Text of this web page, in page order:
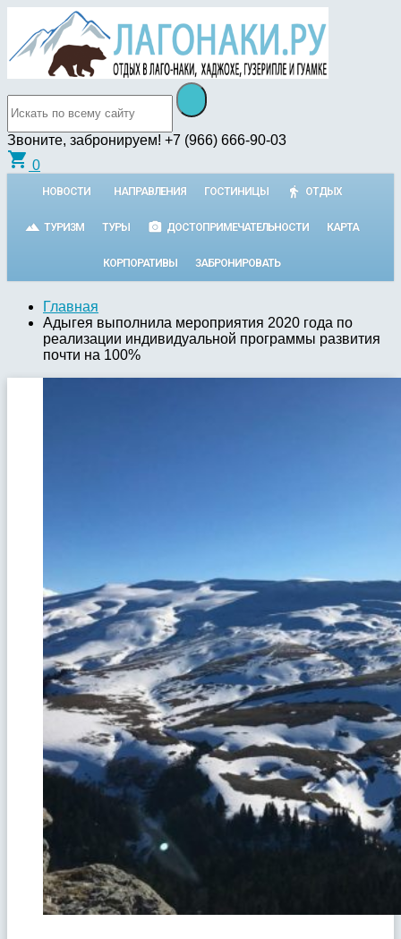
Звоните, забронируем! +7 (966) 666-90-03
shopping_cart 0
НОВОСТИ НАПРАВЛЕНИЯ ГОСТИНИЦЫ ОТДЫХ
ТУРИЗМ ТУРЫ ДОСТОПРИМЕЧАТЕЛЬНОСТИ КАРТА
КОРПОРАТИВЫ ЗАБРОНИРОВАТЬ
Главная
Адыгея выполнила мероприятия 2020 года по
реализации индивидуальной программы развития
почти на 100%